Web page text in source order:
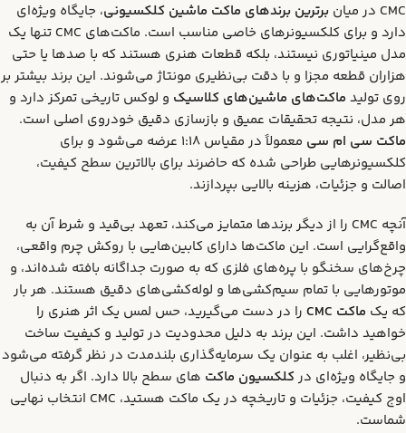
CMC در میان برترین برندهای ماکت ماشین کلکسیونی، جایگاه ویژه‌ای
دارد و برای کلکسیونرهای خاصی مناسب است. ماکت‌های CMC تنها یک
مدل مینیاتوری نیستند، بلکه قطعات هنری هستند که با صدها یا حتی
هزاران قطعه مجزا و با دقت بی‌نظیری مونتاژ می‌شوند. این برند بیشتر بر
روی تولید ماکت‌های ماشین‌های کلاسیک و لوکس تاریخی تمرکز دارد و
هر مدل، نتیجه تحقیقات عمیق و بازسازی دقیق خودروی اصلی است.
ماکت سی ام سی
معمولاً در مقیاس 1:18 عرضه می‌شود و برای
کلکسیونرهایی طراحی شده که حاضرند برای بالاترین سطح کیفیت،
اصالت و جزئیات، هزینه بالایی بپردازند.
آنچه CMC را از دیگر برندها متمایز می‌کند، تعهد بی‌قید و شرط آن به
واقع‌گرایی است. این ماکت‌ها دارای کابین‌هایی با روکش چرم واقعی،
چرخ‌های سخنگو با پره‌های فلزی که به صورت جداگانه بافته شده‌اند، و
موتورهایی با تمام سیم‌کشی‌ها و لوله‌کشی‌های دقیق هستند. هر بار
که یک ماکت
را در دست می‌گیرید، حس لمس یک اثر هنری را
خواهید داشت. این برند به دلیل محدودیت در تولید و کیفیت ساخت
بی‌نظیر، اغلب به عنوان یک سرمایه‌گذاری بلندمدت در نظر گرفته می‌شود
و جایگاه ویژه‌ای درکلکسیون ماکت های سطح بالا دارد. اگر به دنبال
اوج کیفیت، جزئیات و تاریخچه در یک ماکت هستید، CMC انتخاب نهایی
شماست.